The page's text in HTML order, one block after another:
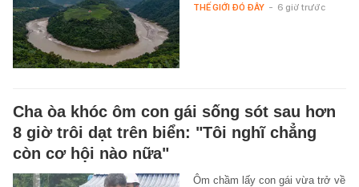
THẾ GIỚI ĐÓ ĐÂY - 6 giờ trước
Cha òa khóc ôm con gái sống sót sau hơn
8 giờ trôi dạt trên biển: "Tôi nghĩ chẳng
còn cơ hội nào nữa"
Ôm chầm lấy con gái vừa trở về